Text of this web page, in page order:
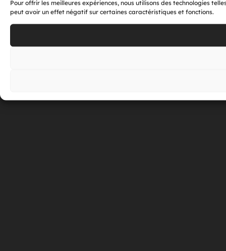
Pour offrir les meilleures expériences, nous utilisons des technologies
peut avoir un effet négatif sur certaines caractéristiques et fonctions.